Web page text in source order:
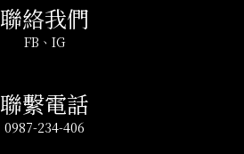
聯絡我們
FB 、 IG
聯繫電話
0987-234-406